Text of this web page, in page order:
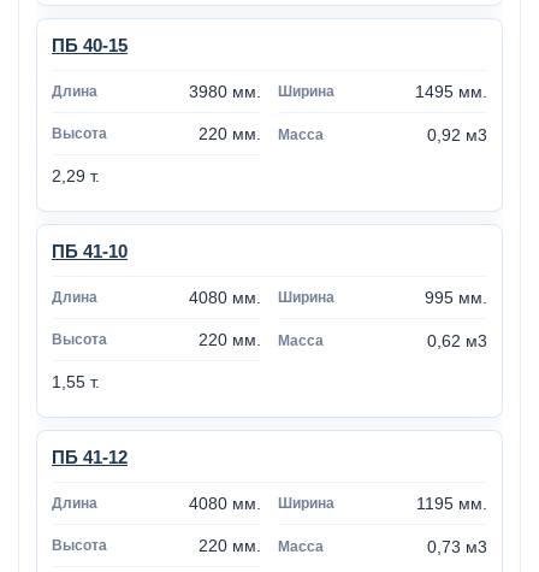
ПБ 40-15
3980 мм. 1495 мм.
220 мм. 0,92 м3
2,29 т.
ПБ 41-10
4080 мм. 995 мм.
220 мм. 0,62 м3
1,55 т.
ПБ 41-12
4080 мм. 1195 мм.
220 мм. 0,73 м3